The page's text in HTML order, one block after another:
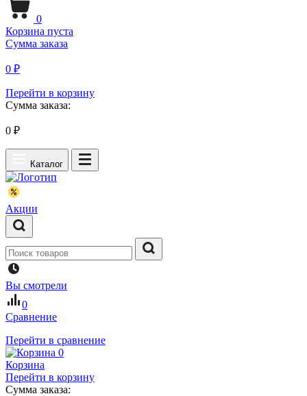
0
Корзина пуста
Сумма заказа
0 ₽
Перейти в корзину
Сумма заказа:
0 ₽
Каталог
Акции
Вы смотрели
0
Сравнение
Перейти в сравнение
0
Корзина
Перейти в корзину
Сумма заказа: